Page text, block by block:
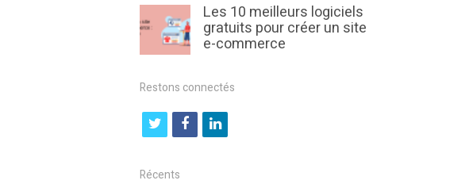
Les 10 meilleurs logiciels
gratuits pour créer un site
e-commerce
Restons connectés
t
i
f
l
Récents